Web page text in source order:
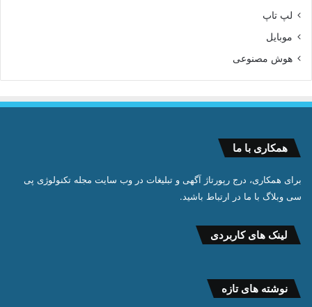
لپ تاپ
موبایل
هوش مصنوعی
همکاری با ما
برای همکاری، درج رپورتاژ آگهی و تبلیغات در وب سایت مجله تکنولوژی پی
سی وبلاگ با ما در ارتباط باشید.
لینک های کاربردی
نوشته های تازه